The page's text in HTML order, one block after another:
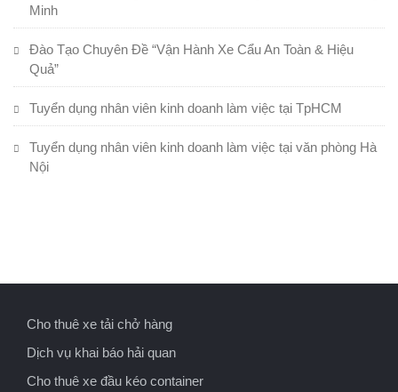
Minh
Đào Tạo Chuyên Đề “Vận Hành Xe Cẩu An Toàn & Hiệu
Quả”
Tuyển dụng nhân viên kinh doanh làm việc tại TpHCM
Tuyển dụng nhân viên kinh doanh làm việc tại văn phòng Hà
Nội
Cho thuê xe tải chở hàng
Dịch vụ khai báo hải quan
Cho thuê xe đầu kéo container